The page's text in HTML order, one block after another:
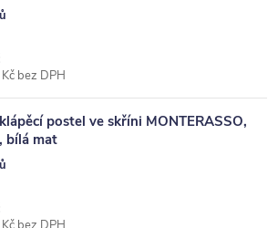
bez DPH
postel ve skříni MONTERASSO,
bílá mat